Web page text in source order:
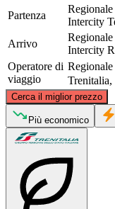
Partenza
Intercity
Arrivo
Intercity
Operatore di
viaggio
Cerca il miglior prezzo
Più economico